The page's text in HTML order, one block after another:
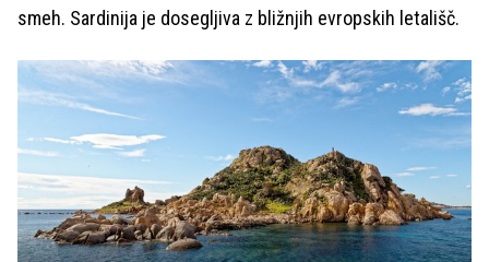
smeh. Sardinija je dosegljiva z bližnjih evropskih letališč.